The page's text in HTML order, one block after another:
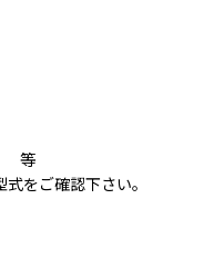
等
をご確認下さい。